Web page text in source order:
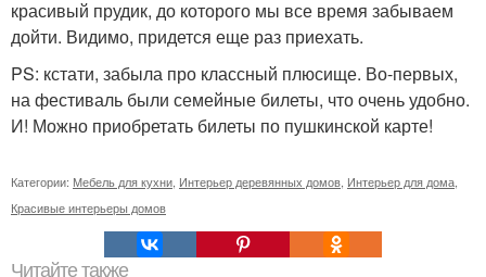
красивый прудик, до которого мы все время забываем
дойти. Видимо, придется еще раз приехать.
PS: кстати, забыла про классный плюсище. Во-первых,
на фестиваль были семейные билеты, что очень удобно.
И! Можно приобретать билеты по пушкинской карте!
Категории: Мебель для кухни Интерьер деревянных домов Интерьер для дома
Красивые интерьеры домов
Читайте также